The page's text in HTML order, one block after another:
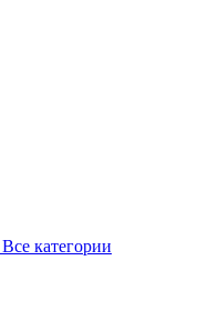
Все категории